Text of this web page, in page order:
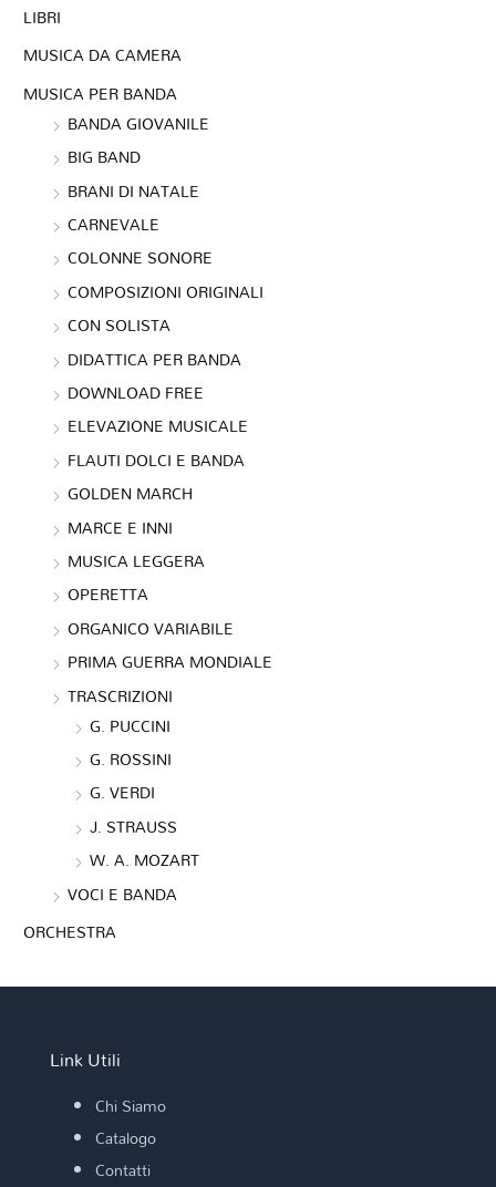
LIBRI
MUSICA DA CAMERA
MUSICA PER BANDA
BANDA GIOVANILE
BIG BAND
BRANI DI NATALE
CARNEVALE
COLONNE SONORE
COMPOSIZIONI ORIGINALI
CON SOLISTA
DIDATTICA PER BANDA
DOWNLOAD FREE
ELEVAZIONE MUSICALE
FLAUTI DOLCI E BANDA
GOLDEN MARCH
MARCE E INNI
MUSICA LEGGERA
OPERETTA
ORGANICO VARIABILE
PRIMA GUERRA MONDIALE
TRASCRIZIONI
G. PUCCINI
G. ROSSINI
G. VERDI
J. STRAUSS
W. A. MOZART
VOCI E BANDA
ORCHESTRA
Link Utili
Chi Siamo
Catalogo
Contatti